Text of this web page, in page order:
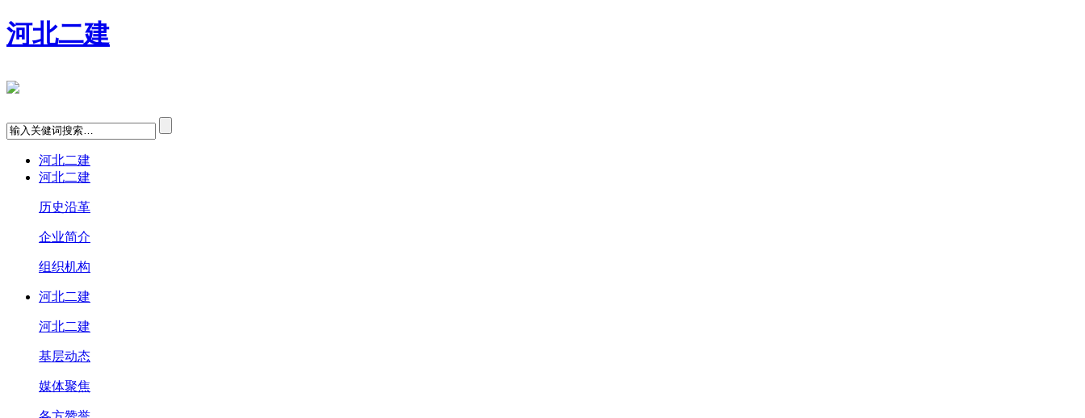
河北二建
河北二建
河北二建
历史沿革
企业简介
组织机构
河北二建
河北二建
基层动态
媒体聚焦